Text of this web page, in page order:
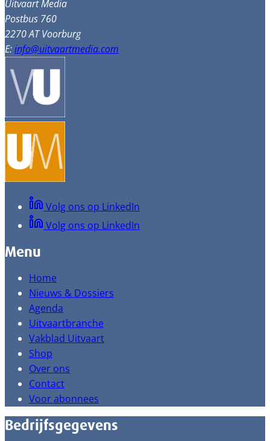
Uitvaart Media
Postbus 760
2270 AT Voorburg
E:info@uitvaartmedia.com
Volg ons op LinkedIn
Volg ons op LinkedIn
Menu
Home
Nieuws & Dossiers
Agenda
Uitvaartbranche
Vakblad Uitvaart
Shop
Over ons
Contact
Voor abonnees
Bedrijfsgegevens